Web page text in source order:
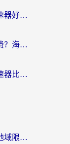
海外党别愁！打炉石传说什么加速器好用？3个实用技巧解决国服游戏卡顿
国外玩流放之路用什么加速器免费？海外党亲测有效的国服游戏加速指南
国外玩国服浮生为卿歌用什么加速器比较好？海外党亲测不踩坑指南
在海外听音乐用什么软件？别让地域限制断了你的华语歌单